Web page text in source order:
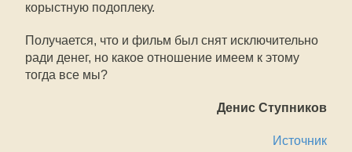
корыстную подоплеку.
Получается, что и фильм был снят исключительно
ради денег, но какое отношение имеем к этому
тогда все мы?
Денис Ступников
Источник